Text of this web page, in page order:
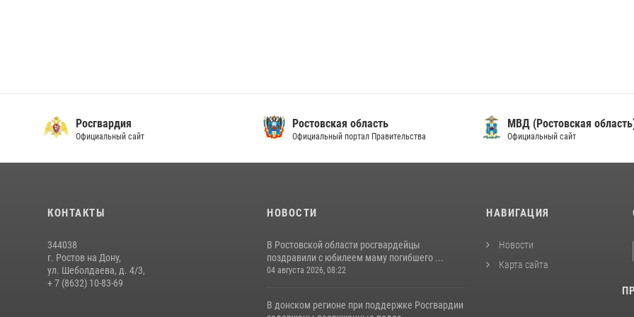
Росгвардия
Официальный сайт
Ростовская область
Официальный портал Правительства
МВД (Ростовская
Официальный сайт
КОНТАКТЫ
344038
г. Ростов на Дону,
ул. Шеболдаева, д. 4/3,
+ 7 (8632) 10-83-69
НОВОСТИ
В Ростовской области росгвардейцы
поздравили с юбилеем маму погибшего ...
04 августа 2026, 08:22
В донском регионе при поддержке Росгвардии
НАВИГАЦИЯ
Новости
Карта сайта